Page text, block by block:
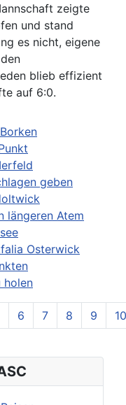
zeigte
und stand
es nicht, eigene
blieb effizient
auf 6:0.
geben
längeren Atem
Osterwick
holen
Seite 2 von 20
6 7 8 9 10